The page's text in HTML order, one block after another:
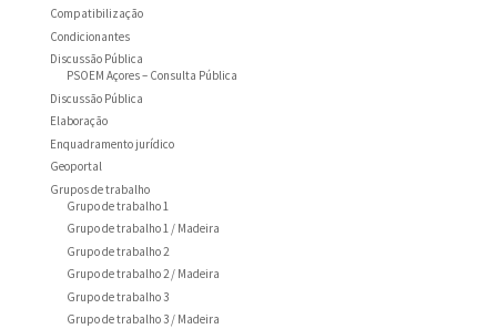
Compatibilização
Condicionantes
Discussão Pública
PSOEM Açores – Consulta Pública
Discussão Pública
Elaboração
Enquadramento jurídico
Geoportal
Grupos de trabalho
Grupo de trabalho 1
Grupo de trabalho 1 / Madeira
Grupo de trabalho 2
Grupo de trabalho 2 / Madeira
Grupo de trabalho 3
Grupo de trabalho 3 / Madeira